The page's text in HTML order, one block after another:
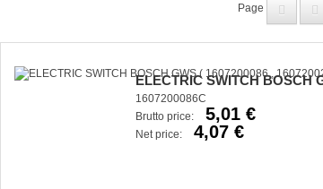
Page
ELECTRIC SWITCH BOSCH
1607200086C
Brutto price:
5,01 €
Net price: 4,07 €